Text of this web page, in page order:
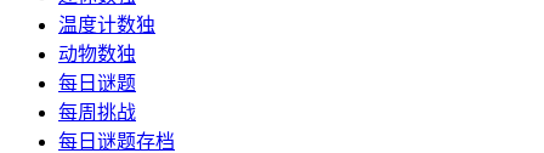
温度计数独
动物数独
每日谜题
每周挑战
每日谜题存档